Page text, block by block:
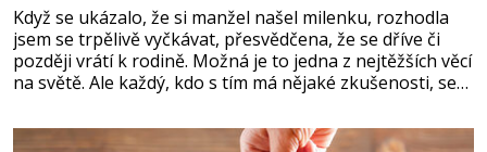
Když se ukázalo, že si manžel našel milenku, rozhodla
jsem se trpělivě vyčkávat, přesvědčena, že se dříve či
později vrátí k rodině. Možná je to jedna z nejtěžších věcí
na světě. Ale každý, kdo s tím má nějaké zkušenosti, se
Když se ke mně doneslo, že si manžel pořídil milenku,